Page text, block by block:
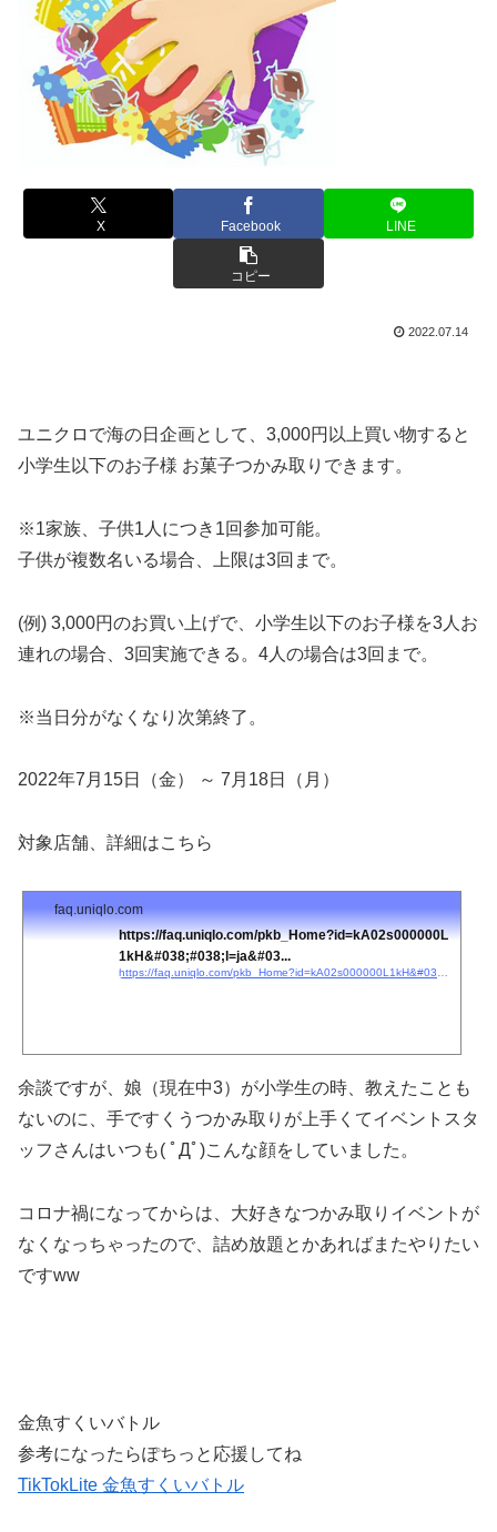
X Facebook LINE
コピー
2022.07.14
ユニクロで海の日企画として、3,000円以上買い物すると
小学生以下のお子様 お菓子つかみ取りできます。
※1家族、子供1人につき1回参加可能。
子供が複数名いる場合、上限は3回まで。
(例) 3,000円のお買い上げで、小学生以下のお子様を3人お
連れの場合、3回実施できる。4人の場合は3回まで。
※当日分がなくなり次第終了。
2022年7月15日（金） ～ 7月18日（月）
対象店舗、詳細はこちら
faq.uniqlo.com
https://faq.uniqlo.com/pkb_Home?id=kA02s000000L
1kH&#038;#038;l=ja&#03...
余談ですが、娘（現在中3）が小学生の時、教えたことも
ないのに、手ですくうつかみ取りが上手くてイベントスタ
ッフさんはいつも( ﾟДﾟ)こんな顔をしていました。
コロナ禍になってからは、大好きなつかみ取りイベントが
なくなっちゃったので、詰め放題とかあればまたやりたい
ですww
金魚すくいバトル
参考になったらぽちっと応援してね
TikTokLite 金魚すくいバトル